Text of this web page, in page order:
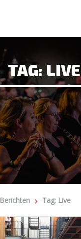
TAG: LIVE
Berichten Tag: Live